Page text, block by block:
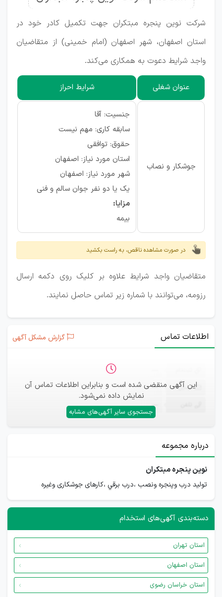
شركت نوين پنجره مبتكران جهت تکمیل کادر خود در
استان اصفهان، شهر اصفهان (امام خمينى) از متقاضیان
واجد شرایط دعوت به همکاری می‌کند.
عنوان شغلی شرایط احراز
جوشكار و نصاب
جنسیت: آقا
سابقه کاری: مهم نیست
حقوق: توافقی
استان مورد نیاز: اصفهان
شهر مورد نیاز: اصفهان
يک يا دو نفر جوان سالم و فنى
مزایا:
بیمه
در صورت مشاهده ناقص، به راست بکشید
متقاضیان واجد شرایط علاوه بر کلیک روی دکمه ارسال
رزومه، می‌توانند با شماره‌ زیر تماس حاصل نمایند.
اطلاعات تماس گزارش مشکل آگهی
این آگهی منقضی شده است و بنابراین اطلاعات تماس آن
نمایش داده نمی‌شود.
جستجوی سایر آگهی‌های مشابه
ایمیل —
—
درباره مجموعه
نوين پنجره مبتكران
توليد درب وپنجره ونصب ،درب برقي ،كارهاى جوشكارى وغيره
دسته‌بندی آگهی‌های استخدام
استان تهران
استان اصفهان
استان خراسان رضوی